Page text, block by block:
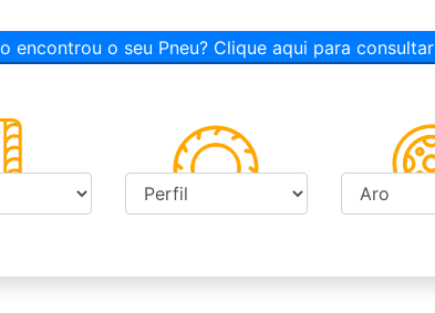
Não encontrou o seu Pneu? Clique aqui para consultar